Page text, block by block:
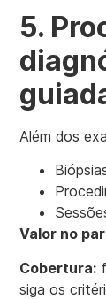
5.
Além dos
Valor no
Cobertura:
siga os